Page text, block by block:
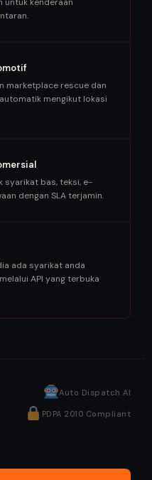
marketplace rescue dan
mengikut lokasi
syarikat bas, teksi, e-
dengan SLA terjamin.
ada syarikat anda
API yang terbuka
Auto Dispatch AI
PDPA 2010 Compliant